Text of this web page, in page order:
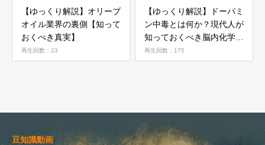
【ゆっくり解説】オリーブ
オイル業界の裏側【知って
おくべき真実】
再生回数：23
【ゆっくり解説】ドーパミ
ン中毒とは何か？現代人が
知っておくべき脳内化学物
質の真実
再生回数：175
豆知識動画